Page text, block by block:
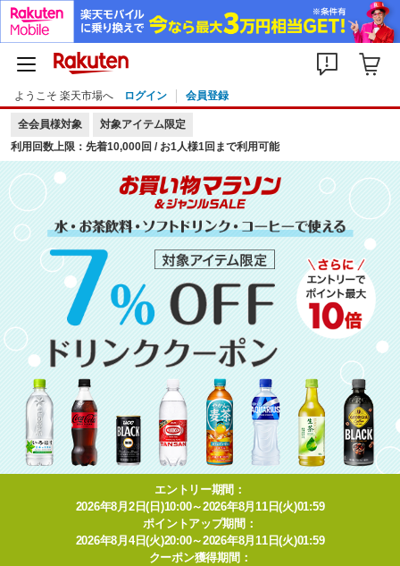
ようこそ 楽天市場へ ログイン 会員登録
全会員様対象
対象アイテム限定
利用回数上限：先着10,000回 / お1人様1回まで利用可能
エントリー期間：
2026年8月2日(日)10:00～2026年8月11日(火)01:59
ポイントアップ期間：
2026年8月4日(火)20:00～2026年8月11日(火)01:59
クーポン獲得期間：